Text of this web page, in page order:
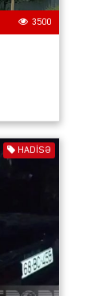
3500
HADISƏ